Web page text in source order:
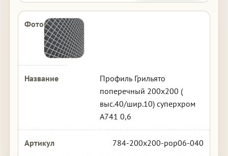
Профиль Грильято
поперечный 200х200 (
выс.40/шир.10) суперхром
А741 0,6
784-200x200-pop06-040